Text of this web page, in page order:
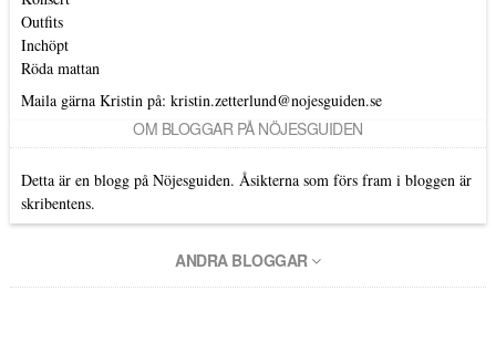
Outfits
Inchöpt
Röda mattan
Maila gärna Kristin på: kristin.zetterlund@nojesguiden.se
OM BLOGGAR PÅ NÖJESGUIDEN
Detta är en blogg på Nöjesguiden. Åsikterna som förs fram i bloggen är
skribentens.
ANDRA BLOGGAR